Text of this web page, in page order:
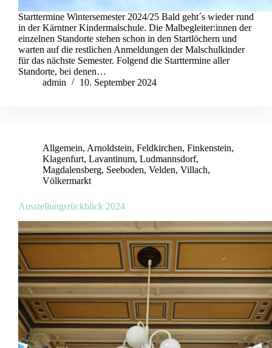
Starttermine Wintersemester 2024/25 Bald geht´s wieder rund
in der Kärntner Kindermalschule. Die Malbegleiter:innen der
einzelnen Standorte stehen schon in den Startlöchern und
warten auf die restlichen Anmeldungen der Malschulkinder
für das nächste Semester. Folgend die Starttermine aller
Standorte, bei denen…
admin
10. September 2024
Allgemein, Arnoldstein, Feldkirchen, Finkenstein,
Klagenfurt, Lavantinum, Ludmannsdorf,
Magdalensberg, Seeboden, Velden, Villach,
Völkermarkt
Ausstellungsrückblick 2024